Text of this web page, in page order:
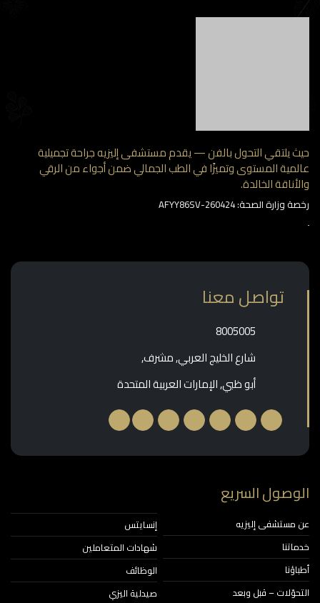
حيث يلتقي التحول بالفن — يقدم مستشفى إليزيه جراحة تجميلية
عالمية المستوى وتميزًا في الطب الجمالي ضمن أجواء من الرقي
والأناقة الخالدة.
رخصة وزارة الصحة: AFYY86SV-260424
تواصل معنا
‎8005005‎
شارع الخليج العربي, مشرف,
أبو ظبي, الإمارات العربية المتحدة
الوصول السريع
عن مستشفى إليزيه
خدماتنا
أطباؤنا
التحوّلات – قبل وبعد
إنسايتس
شهادات المتعاملين
الوظائف
صيدلية اليزي